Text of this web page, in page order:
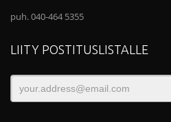
puh. 040-464 5355
LIITY POSTITUSLISTALLE